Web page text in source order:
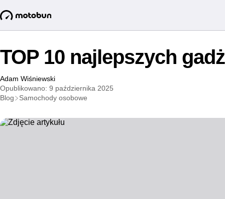
TOP 10 najlepszych
Adam Wiśniewski
Opublikowano: 9 października 2025
Blog
Samochody osobowe